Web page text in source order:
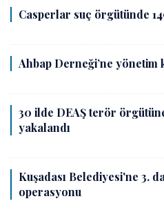
Casperlar suç örgütünde
Ahbap Derneği’ne yönetim
30 ilde DEAŞ terör
yakalandı
Kuşadası Belediyesi'ne 3.
operasyonu